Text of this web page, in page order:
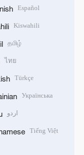
Español
Kiswahili
தமிழ்
ไทย
Türkçe
Українська
اردو
Tiếng Việt